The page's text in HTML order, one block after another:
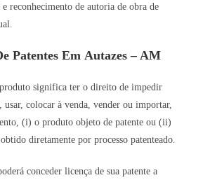
reconhecimento de autoria de obra de
Patentes Em Autazes – AM
significa ter o direito de impedir
usar, colocar à venda, vender ou importar,
(i) o produto objeto de patente ou (ii)
diretamente por processo patenteado.
conceder licença de sua patente a